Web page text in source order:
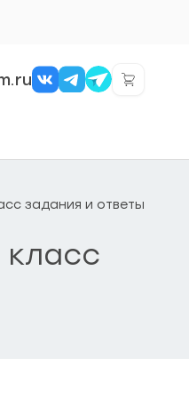
задания и ответы
класс